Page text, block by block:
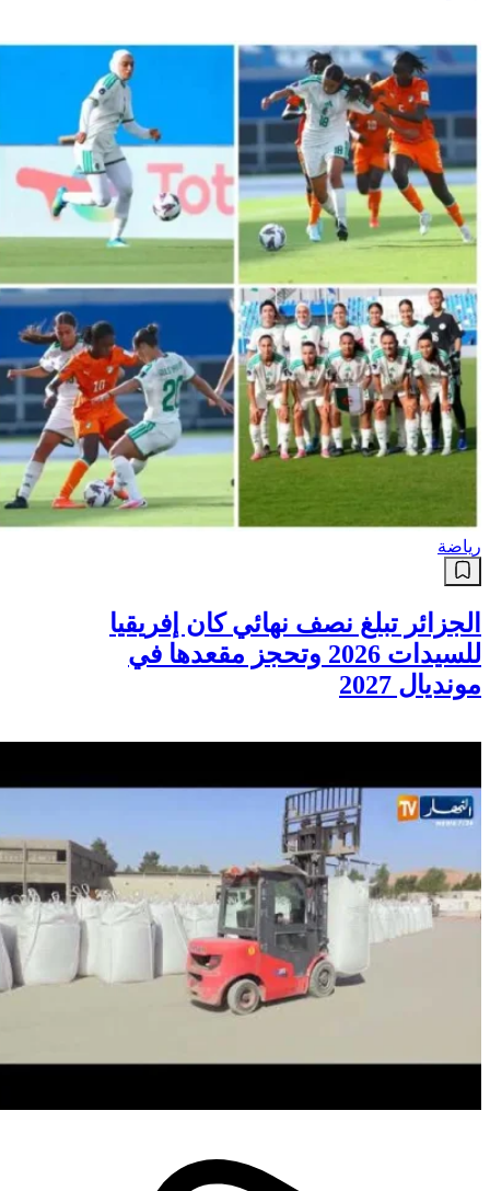
رياضة
الجزائر تبلغ نصف نهائي كان إفريقيا
للسيدات 2026 وتحجز مقعدها في
مونديال 2027